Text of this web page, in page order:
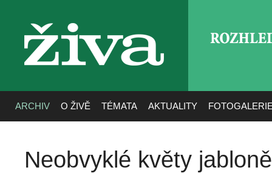
živa
ARCHIV O ŽIVĚ TÉMATA AKTUALITY
Neobvyklé květy jabloně